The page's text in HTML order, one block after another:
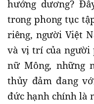
hướng dương?
trong phong tục
riêng, người Việt
và vị trí của người
nữ Mông, những
thủy đảm đang
đức hạnh chính là